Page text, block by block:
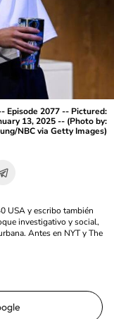
Episode 2077 -- Pictured:
13, 2025 -- (Photo by:
NBC via Getty Images)
USA y escribo también
investigativo y social,
Antes en NYT y The